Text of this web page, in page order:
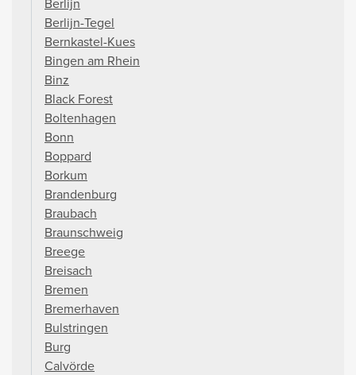
Berlijn-Tegel
Bernkastel-Kues
Bingen am Rhein
Binz
Black Forest
Boltenhagen
Bonn
Boppard
Borkum
Brandenburg
Braubach
Braunschweig
Breege
Breisach
Bremen
Bremerhaven
Bulstringen
Burg
Calvörde